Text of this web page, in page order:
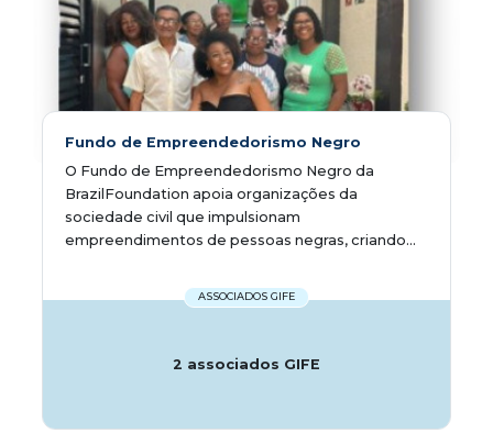
Fundo de Empreendedorismo Negro
O Fundo de Empreendedorismo Negro da
BrazilFoundation apoia organizações da
sociedade civil que impulsionam
empreendimentos de pessoas negras, criando...
ASSOCIADOS GIFE
2 associados GIFE